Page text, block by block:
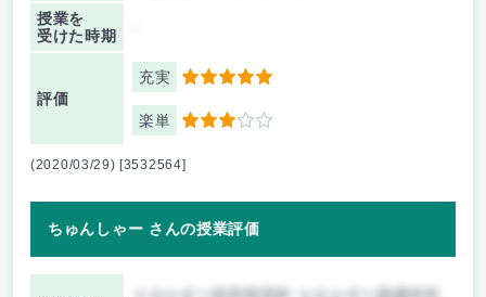
授業を
受けた時期
評価
充実 5
楽単 3
(2020/03/29) [3532564]
ちゅんしゃー さんの授業評価